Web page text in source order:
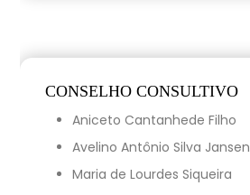
CONSELHO CONSULTIVO
Aniceto Cantanhede Filho
Avelino Antônio Silva Jansen
Maria de Lourdes Siqueira